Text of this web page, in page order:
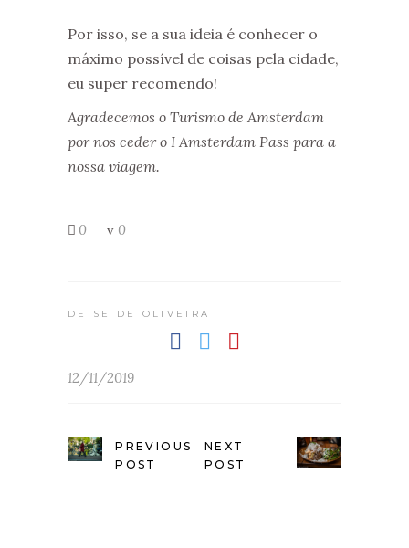
Por isso, se a sua ideia é conhecer o
máximo possível de coisas pela cidade,
eu super recomendo!
Agradecemos o Turismo de Amsterdam
por nos ceder o I Amsterdam Pass para a
nossa viagem.
0 0
DEISE DE OLIVEIRA
12/11/2019
PREVIOUS
POST
NEXT
POST